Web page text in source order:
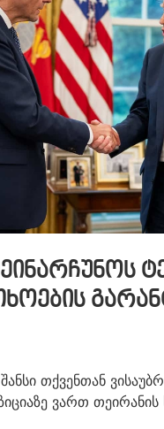
თქვენთან
ვართ